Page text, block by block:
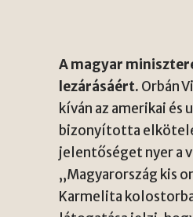
A magyar
lezárásáért. Orbán
kíván az amerikai
bizonyította
jelentőséget nyer a
„Magyarország kis
Karmelita